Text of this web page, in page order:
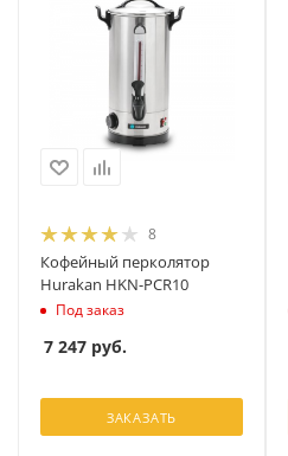
8
Кофейный перколятор
Hurakan HKN-PCR10
Под заказ
7 247 руб.
ЗАКАЗАТЬ